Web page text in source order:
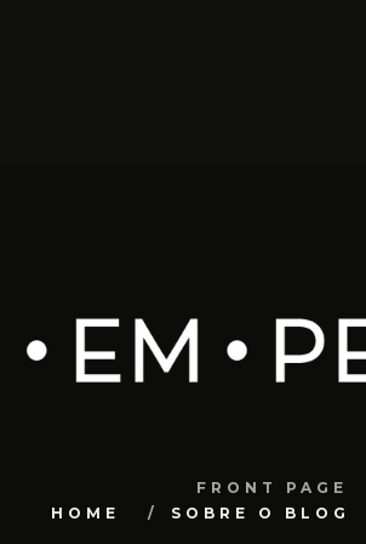
FRONT PAGE
HOME
SOBRE O BLOG